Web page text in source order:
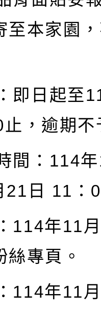
至本家園
即日起至
，逾期不
間：114
21日 11：
114年11
專頁。
114年11